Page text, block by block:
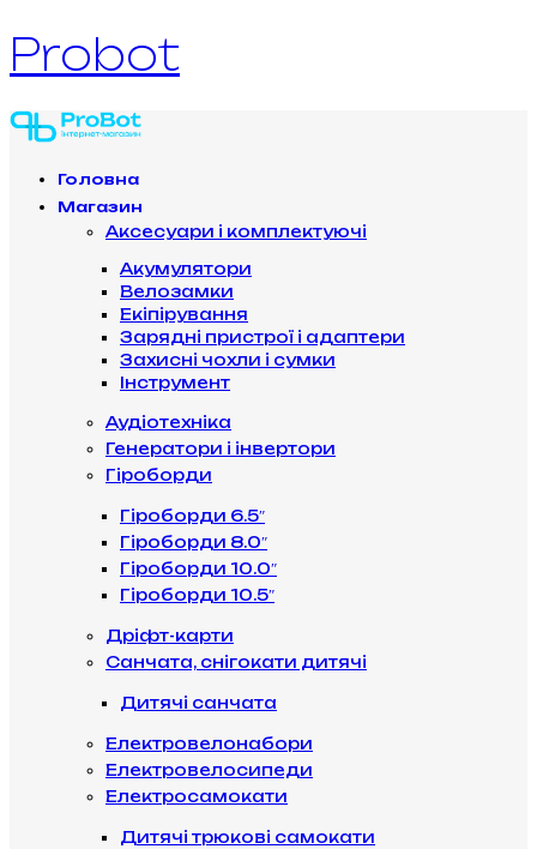
Probot
Головна
Магазин
Аксесуари і комплектуючі
Акумулятори
Велозамки
Екіпірування
Зарядні пристрої і адаптери
Захисні чохли і сумки
Інструмент
Аудіотехніка
Генератори і інвертори
Гіроборди
Гіроборди 6.5″
Гіроборди 8.0″
Гіроборди 10.0″
Гіроборди 10.5″
Дріфт-карти
Санчата, снігокати дитячі
Дитячі санчата
Електровелонабори
Електровелосипеди
Електросамокати
Дитячі трюкові самокати